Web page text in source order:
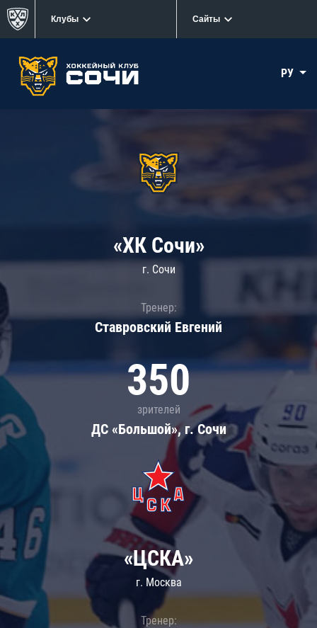
Клубы Сайты
РУ
«ХК Сочи»
г. Сочи
Тренер:
Ставровский Евгений
350
зрителей
ДС «Большой», г. Сочи
«ЦСКА»
г. Москва
Тренер: